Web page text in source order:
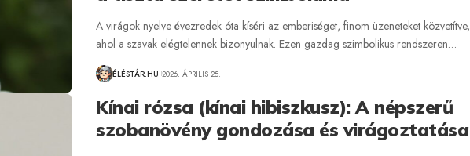
A virágok nyelve évezredek óta kíséri az emberiséget, finom üzeneteket közvetítve,
ahol a szavak elégtelennek bizonyulnak. Ezen gazdag szimbolikus rendszeren…
ÉLÉSTÁR.HU 2026. ÁPRILIS 25.
Kínai rózsa (kínai hibiszkusz): A népszerű
szobanövény gondozása és virágoztatása